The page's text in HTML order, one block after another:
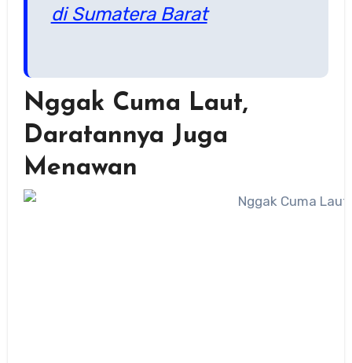
di Sumatera Barat
Nggak Cuma Laut,
Daratannya Juga
Menawan